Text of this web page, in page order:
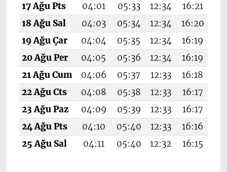
17 Ağu Pts
04:01 05:33 12:34 16:21
18 Ağu Sal
04:03 05:34 12:34 16:20
19 Ağu Çar
04:04 05:35 12:34 16:19
20 Ağu Per
04:05 05:36 12:34 16:19
21 Ağu Cum
04:06 05:37 12:33 16:18
22 Ağu Cts
04:08 05:38 12:33 16:17
23 Ağu Paz
04:09 05:39 12:33 16:17
24 Ağu Pts
04:10 05:40 12:33 16:16
25 Ağu Sal
04:11 05:40 12:32 16:15